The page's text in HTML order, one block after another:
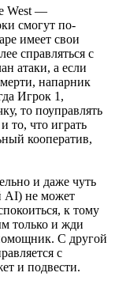
West —
смогут по-
имеет свои
справляться с
атаки, а если
напарник
Игрок 1,
то поуправлять
то, что играть
кооператив,
и даже чуть
AI) не может
к тому
только и жди
С другой
с
и подвести.